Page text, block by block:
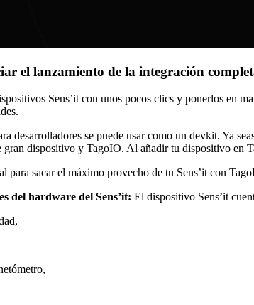
el lanzamiento de la integración
Sens’it con unos pocos clics y ponerlos en
desarrolladores se puede usar como un devkit. Ya
gran dispositivo y TagoIO. Al añadir tu dispositivo en
para sacar el máximo provecho de tu Sens’it con
del hardware del Sens’it: El dispositivo Sens’it